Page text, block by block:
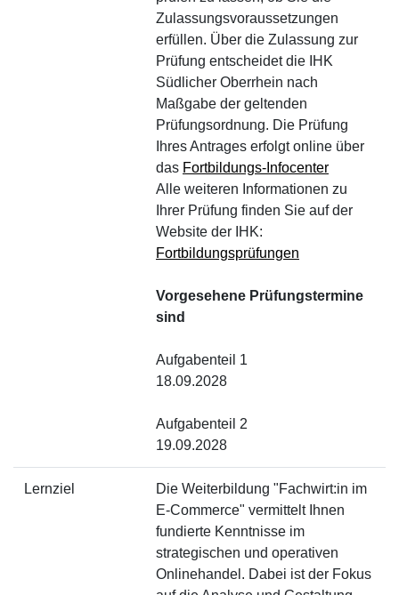
Zulassungsvoraussetzungen
erfüllen. Über die Zulassung zur
Prüfung entscheidet die IHK
Südlicher Oberrhein nach
Maßgabe der geltenden
Prüfungsordnung. Die Prüfung
Ihres Antrages erfolgt online über
das Fortbildungs-Infocenter
Alle weiteren Informationen zu
Ihrer Prüfung finden Sie auf der
Website der IHK:
Fortbildungsprüfungen
Vorgesehene Prüfungstermine
sind
Aufgabenteil 1
18.09.2028
Aufgabenteil 2
19.09.2028
Lernziel
Die Weiterbildung "Fachwirt:in im
E-Commerce" vermittelt Ihnen
fundierte Kenntnisse im
strategischen und operativen
Onlinehandel. Dabei ist der Fokus